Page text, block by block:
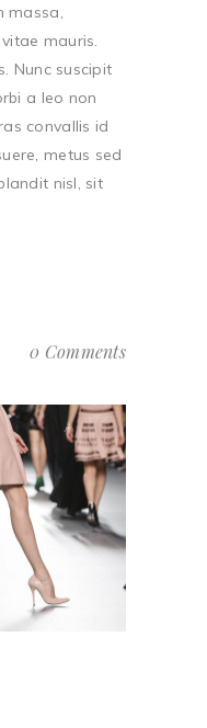
massa,
mauris.
Nunc suscipit
a leo non
convallis id
metus sed
nisl, sit
0 Comments